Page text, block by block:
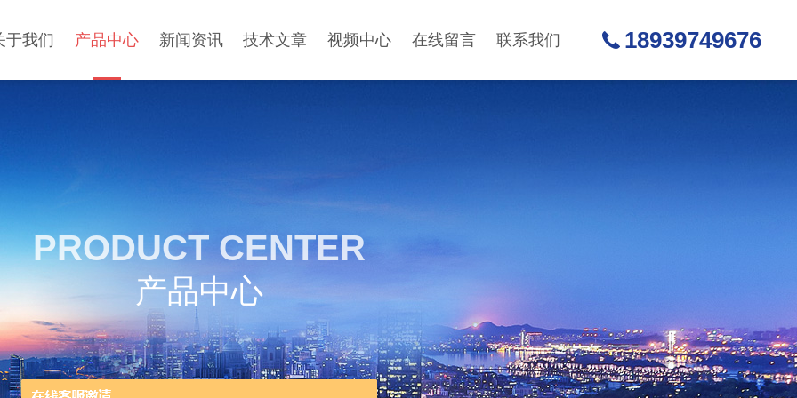
于我们 产品中心 新闻资讯 技术文章 视频中心 在线留言 联系我们 18939749676
PRODUCT CENTER
产品中心